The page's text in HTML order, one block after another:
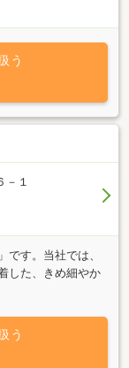
う
１
です。当社では、
した、きめ細やか
まんのう町を中心
でもご対応いたし
う